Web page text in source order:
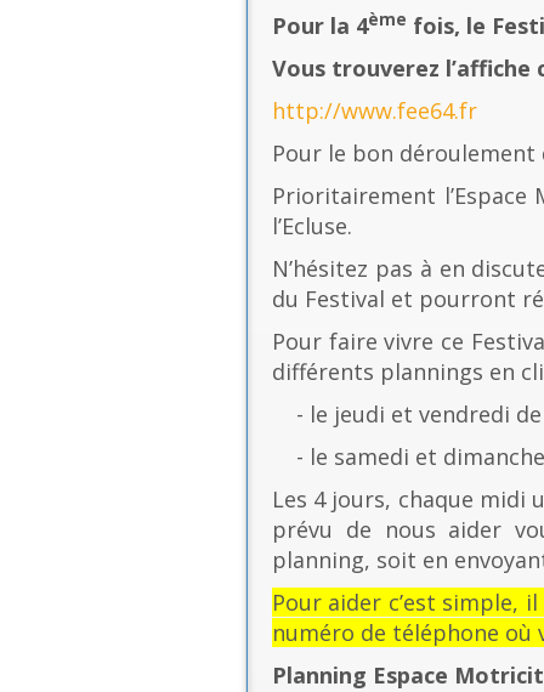
Pour la 4ème fois, le
Vous trouverez l’affiche
http://www.fee64.fr
Pour le bon déroulement
Prioritairement
l’Ecluse.
N’hésitez pas à en
du Festival et pourront
Pour faire vivre ce
différents plannings en
- le jeudi et vendredi de
- le samedi et
Les 4 jours, chaque midi
prévu de nous aider
planning, soit en
Pour aider c’est simple,
numéro de téléphone où
Planning Espace